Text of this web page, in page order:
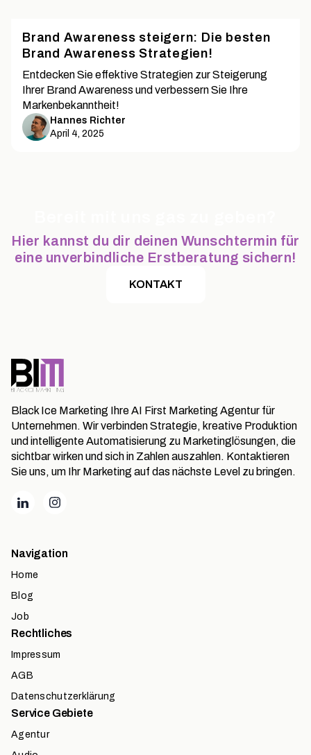
Brand Awareness steigern: Die besten
Brand Awareness Strategien!
Entdecken Sie effektive Strategien zur Steigerung
Ihrer Brand Awareness und verbessern Sie Ihre
Markenbekanntheit!
Hannes Richter
April 4, 2025
Hier kannst du dir deinen Wunschtermin für
eine unverbindliche Erstberatung sichern!
KONTAKT
Black Ice Marketing Ihre AI First Marketing Agentur für
Unternehmen. Wir verbinden Strategie, kreative Produktion
und intelligente Automatisierung zu Marketinglösungen, die
sichtbar wirken und sich in Zahlen auszahlen. Kontaktieren
Sie uns, um Ihr Marketing auf das nächste Level zu bringen.
Navigation
Home
Blog
Job
Rechtliches
Impressum
AGB
Datenschutzerklärung
Service Gebiete
Agentur